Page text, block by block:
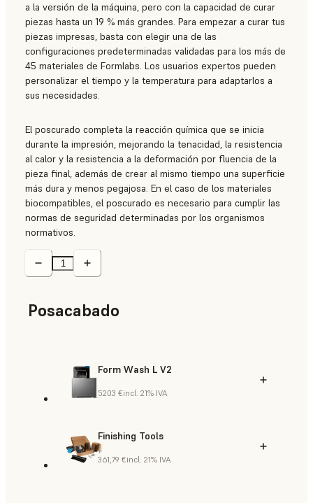
a la versión de la máquina, pero con la capacidad de curar
piezas hasta un 19 % más grandes. Para empezar a curar tus
piezas impresas, basta con elegir una de las
configuraciones predeterminadas validadas para los más de
45 materiales de Formlabs. Los usuarios expertos pueden
personalizar el tiempo y la temperatura para adaptarlos a
sus necesidades.
El poscurado completa la reacción química que se inicia
durante la impresión, mejorando la tenacidad, la resistencia
al calor y la resistencia a la deformación por fluencia de la
pieza final, además de crear al mismo tiempo una superficie
más dura y menos pegajosa. En el caso de los materiales
biocompatibles, el poscurado es necesario para cumplir las
normas de seguridad determinadas por los organismos
normativos.
Posacabado
Form Wash L V2
5203 €incl. 21% IVA
Finishing Tools
361,79 €incl. 21% IVA